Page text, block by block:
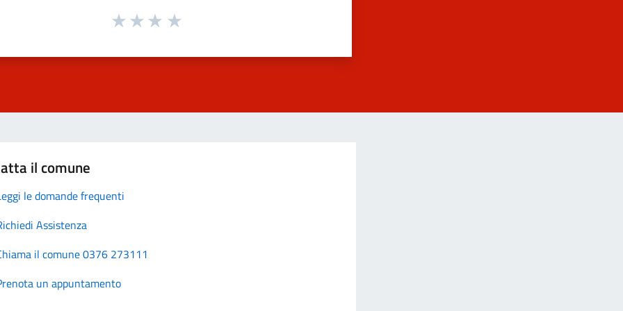
il comune
le domande frequenti
Assistenza
il comune 0376 273111
un appuntamento